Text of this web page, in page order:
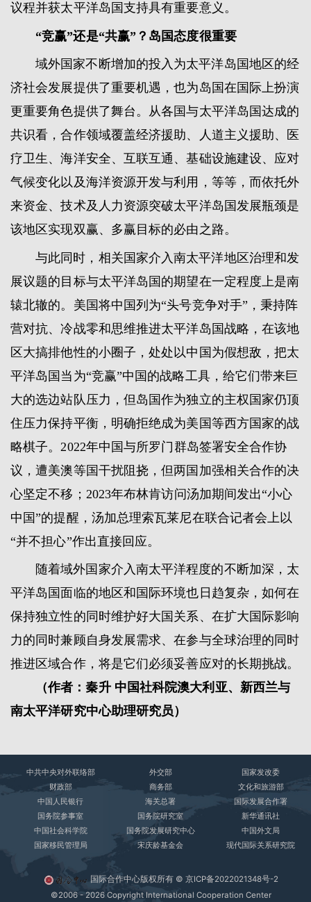
议程并获太平洋岛国支持具有重要意义。
“竞赢”还是“共赢”？岛国态度很重要
域外国家不断增加的投入为太平洋岛国地区的经
济社会发展提供了重要机遇，也为岛国在国际上扮演
更重要角色提供了舞台。从各国与太平洋岛国达成的
共识看，合作领域覆盖经济援助、人道主义援助、医
疗卫生、海洋安全、互联互通、基础设施建设、应对
气候变化以及海洋资源开发与利用，等等，而依托外
来资金、技术及人力资源突破太平洋岛国发展瓶颈是
该地区实现双赢、多赢目标的必由之路。
与此同时，相关国家介入南太平洋地区治理和发
展议题的目标与太平洋岛国的期望在一定程度上是南
辕北辙的。美国将中国列为“头号竞争对手”，秉持阵
营对抗、冷战零和思维推进太平洋岛国战略，在该地
区大搞排他性的小圈子，处处以中国为假想敌，把太
平洋岛国当为“竞赢”中国的战略工具，给它们带来巨
大的选边站队压力，但岛国作为独立的主权国家仍顶
住压力保持平衡，明确拒绝成为美国等西方国家的战
略棋子。2022年中国与所罗门群岛签署安全合作协
议，遭美澳等国干扰阻挠，但两国加强相关合作的决
心坚定不移；2023年布林肯访问汤加期间发出“小心
中国”的提醒，汤加总理索瓦莱尼在联合记者会上以
“并不担心”作出直接回应。
随着域外国家介入南太平洋程度的不断加深，太
平洋岛国面临的地区和国际环境也日趋复杂，如何在
保持独立性的同时维护好大国关系、在扩大国际影响
力的同时兼顾自身发展需求、在参与全球治理的同时
推进区域合作，将是它们必须妥善应对的长期挑战。
（作者：秦升 中国社科院澳大利亚、新西兰与
南太平洋研究中心助理研究员）
中共中央对外联络部 外交部
国家发改委
财政部
商务部
文化和旅游部
中国人民银行
海关总署
国际发展合作署
国务院参事室
国务院研究室
新华通讯社
中国社会科学院
国务院发展研究中心
中国外文局
国家移民管理局
宋庆龄基金会 现代国际关系研究院
国际合作中心版权所有 © 京ICP备2022021348号-2
©2006 - 2026 Copyright International Cooperation Center